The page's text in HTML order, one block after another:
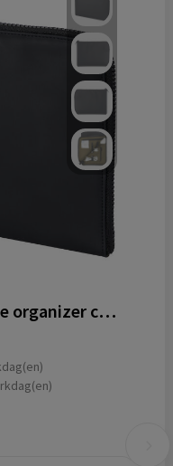
Turner GRS gerecyclede organizer clutch